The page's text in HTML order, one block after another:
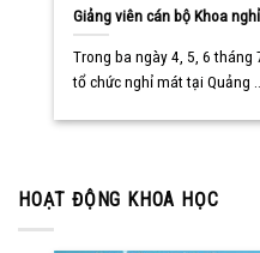
Giảng viên cán bộ Khoa
Trong ba ngày 4, 5, 6 tháng
tổ chức nghỉ mát tại Quảng
HOẠT ĐỘNG KHOA HỌC